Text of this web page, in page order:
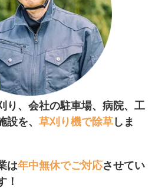
り、会社の駐車場、病院、工
設を、草刈り機で除草 しま
は年中無休でご対応させてい
！